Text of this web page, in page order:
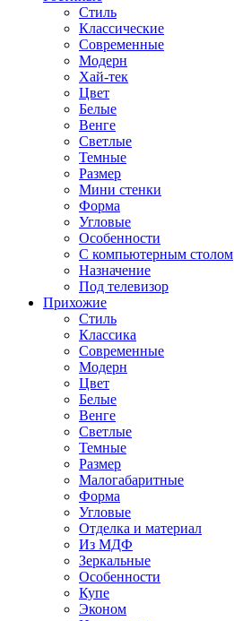
Стиль
Классические
Современные
Модерн
Хай-тек
Цвет
Белые
Венге
Светлые
Темные
Размер
Мини стенки
Форма
Угловые
Особенности
С компьютерным столом
Назначение
Под телевизор
Прихожие
Стиль
Классика
Современные
Модерн
Цвет
Белые
Венге
Светлые
Темные
Размер
Малогабаритные
Форма
Угловые
Отделка и материал
Из МДФ
Зеркальные
Особенности
Купе
Эконом